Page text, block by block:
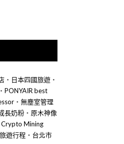
‧ 日本四國旅遊 ‧
‧ PONYAIR best
‧ 無塵室管理
長奶粉 ‧ 原木神像
Mining
遊行程 ‧ 台北市